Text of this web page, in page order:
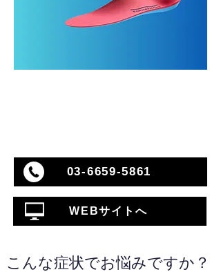
03-6659-5861
WEBサイトへ
こんな症状でお悩みですか？